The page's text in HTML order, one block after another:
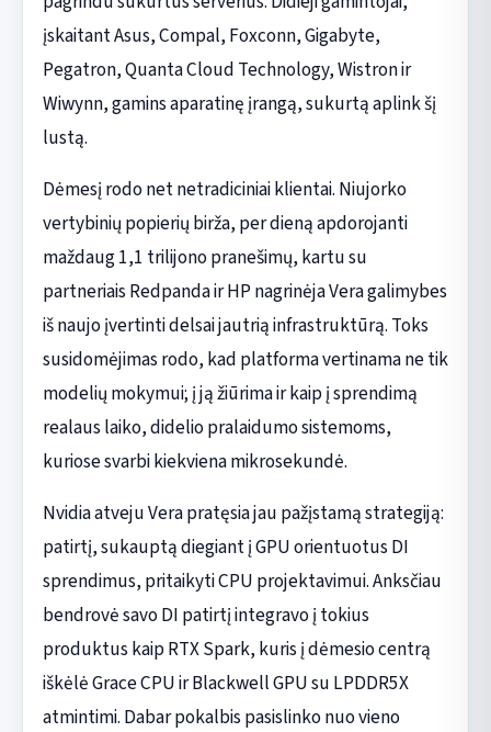
įskaitant Asus, Compal, Foxconn, Gigabyte,
Pegatron, Quanta Cloud Technology, Wistron ir
Wiwynn, gamins aparatinę įrangą, sukurtą aplink šį
lustą.
Dėmesį rodo net netradiciniai klientai. Niujorko
vertybinių popierių birža, per dieną apdorojanti
maždaug 1,1 trilijono pranešimų, kartu su
partneriais Redpanda ir HP nagrinėja Vera galimybes
iš naujo įvertinti delsai jautrią infrastruktūrą. Toks
susidomėjimas rodo, kad platforma vertinama ne tik
modelių mokymui; į ją žiūrima ir kaip į sprendimą
realaus laiko, didelio pralaidumo sistemoms,
kuriose svarbi kiekviena mikrosekundė.
Nvidia atveju Vera pratęsia jau pažįstamą strategiją:
patirtį, sukauptą diegiant į GPU orientuotus DI
sprendimus, pritaikyti CPU projektavimui. Anksčiau
bendrovė savo DI patirtį integravo į tokius
produktus kaip RTX Spark, kuris į dėmesio centrą
iškėlė Grace CPU ir Blackwell GPU su LPDDR5X
atmintimi. Dabar pokalbis pasislinko nuo vieno